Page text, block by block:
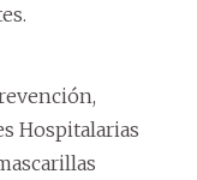
Hospitalarias